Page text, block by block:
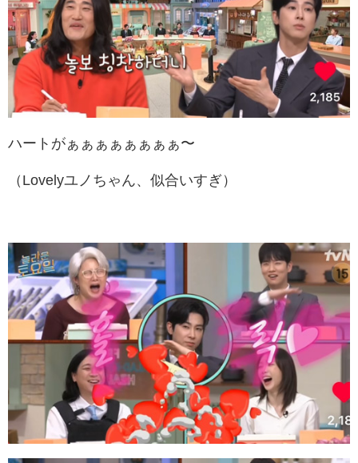
ハートがぁぁぁぁぁぁぁぁ〜
（Lovelyユノちゃん、似合いすぎ）